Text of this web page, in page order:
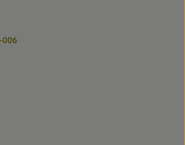
https://www.biolesker.de/lieferservice/
006